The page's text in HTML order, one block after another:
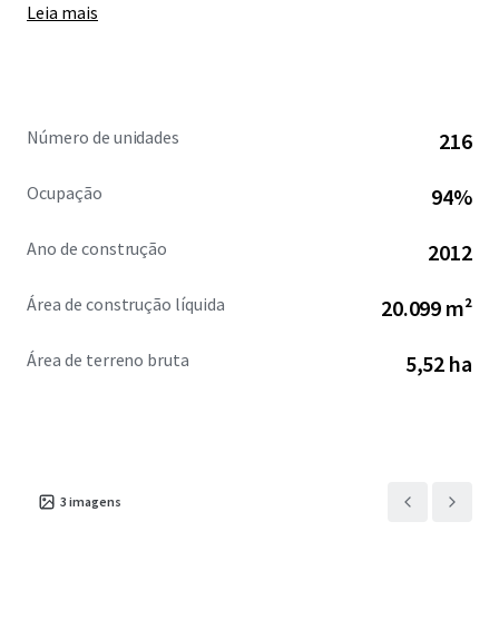
at an all-in fixed rate of 2.93% with a maturity date of
Leia mais
Número de unidades 216
Ocupação 94%
Ano de construção 2012
Área de construção líquida 20.099 m²
Área de terreno bruta 5,52 ha
3 imagens